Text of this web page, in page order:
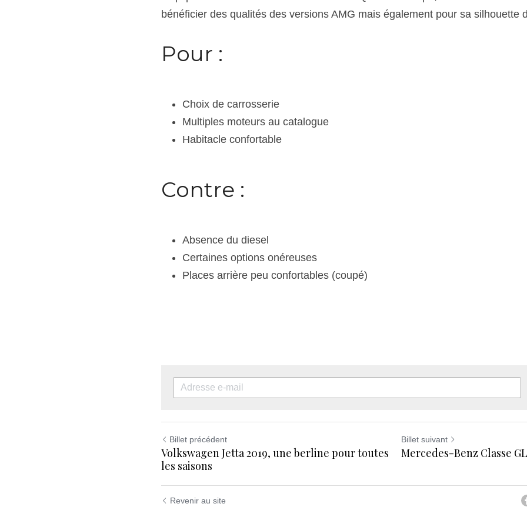
bénéficier des qualités des versions AMG mais également pour sa silhouette
Pour :
Choix de carrosserie
Multiples moteurs au catalogue
Habitacle confortable
Contre :
Absence du diesel
Certaines options onéreuses
Places arrière peu confortables (coupé)
Billet précédent
Volkswagen Jetta 2019, une berline pour toutes
les saisons
Billet suivant
Mercedes-Benz Classe
Revenir au site